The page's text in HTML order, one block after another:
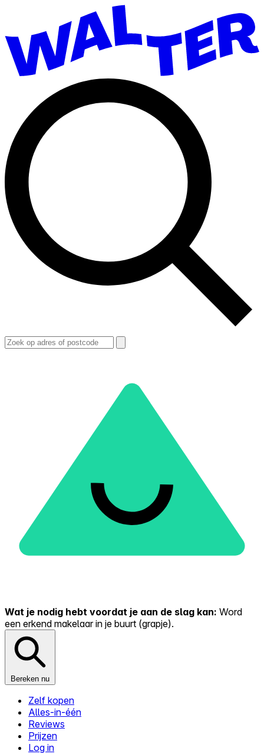
Wat je nodig hebt voordat je aan de slag kan: Word
een erkend makelaar in je buurt (grapje).
Bereken nu
Zelf kopen
Alles-in-één
Reviews
Prijzen
Log in